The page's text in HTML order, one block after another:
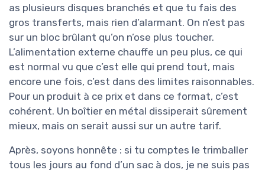
as plusieurs disques branchés et que tu fais des
gros transferts, mais rien d’alarmant. On n’est pas
sur un bloc brûlant qu’on n’ose plus toucher.
L’alimentation externe chauffe un peu plus, ce qui
est normal vu que c’est elle qui prend tout, mais
encore une fois, c’est dans des limites raisonnables.
Pour un produit à ce prix et dans ce format, c’est
cohérent. Un boîtier en métal dissiperait sûrement
mieux, mais on serait aussi sur un autre tarif.
Après, soyons honnête : si tu comptes le trimballer
tous les jours au fond d’un sac à dos, je ne suis pas